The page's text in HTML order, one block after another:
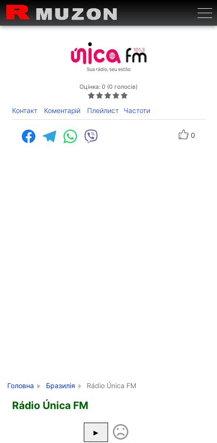
Оцінка: 0 (0 голосів)
Контакт Коментарій Плейлист Частоти
0
Головна Бразилія Rádio Única FM
Rádio Única FM
▶